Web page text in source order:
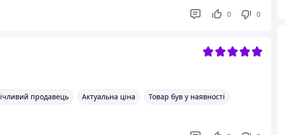
0 0
продавець Актуальна ціна
Товар був у наявності